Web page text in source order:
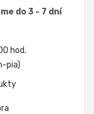
do 3 - 7 dní
hod.
pia)